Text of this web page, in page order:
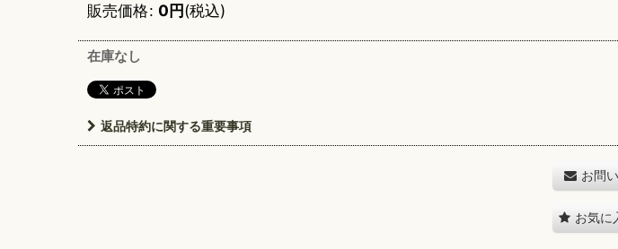
販売価格: 0円(税込)
在庫なし
返品特約に関する重要事項
お問
お気に